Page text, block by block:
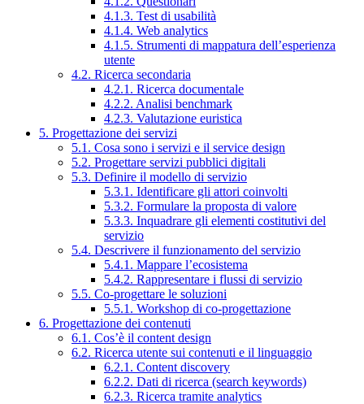
4.1.3. Test di usabilità
4.1.4. Web analytics
4.1.5. Strumenti di mappatura dell’esperienza
utente
4.2. Ricerca secondaria
4.2.1. Ricerca documentale
4.2.2. Analisi benchmark
4.2.3. Valutazione euristica
5. Progettazione dei servizi
5.1. Cosa sono i servizi e il service design
5.2. Progettare servizi pubblici digitali
5.3. Definire il modello di servizio
5.3.1. Identificare gli attori coinvolti
5.3.2. Formulare la proposta di valore
5.3.3. Inquadrare gli elementi costitutivi del
servizio
5.4. Descrivere il funzionamento del servizio
5.4.1. Mappare l’ecosistema
5.4.2. Rappresentare i flussi di servizio
5.5. Co-progettare le soluzioni
5.5.1. Workshop di co-progettazione
6. Progettazione dei contenuti
6.1. Cos’è il content design
6.2. Ricerca utente sui contenuti e il linguaggio
6.2.1. Content discovery
6.2.2. Dati di ricerca (search keywords)
6.2.3. Ricerca tramite analytics